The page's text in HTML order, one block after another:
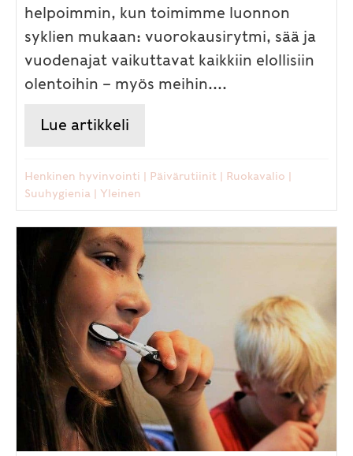
helpoimmin, kun toimimme luonnon
syklien mukaan: vuorokausirytmi, sää ja
vuodenajat vaikuttavat kaikkiin elollisiin
olentoihin – myös meihin....
Lue artikkeli
Henkinen hyvinvointi | Päivärutiinit | Ruokavalio |
Suuhygienia | Yleinen